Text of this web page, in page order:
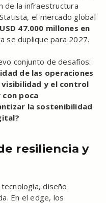
de la infraestructura
el mercado global
USD 47.000 millones en
se duplique para 2027.
conjunto de desafíos:
de las operaciones
visibilidad y el control
poca
la sostenibilidad
resiliencia y
diseño
En el edge, los